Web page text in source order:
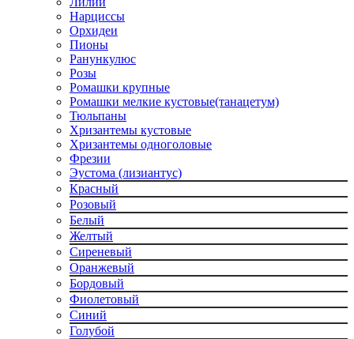
Нарциссы
Орхидеи
Пионы
Ранункулюс
Розы
Ромашки крупные
Ромашки мелкие кустовые(танацетум)
Тюльпаны
Хризантемы кустовые
Хризантемы одноголовые
Фрезии
Эустома (лизиантус)
Красный
Розовый
Белый
Желтый
Сиреневый
Оранжевый
Бордовый
Фиолетовый
Синий
Голубой